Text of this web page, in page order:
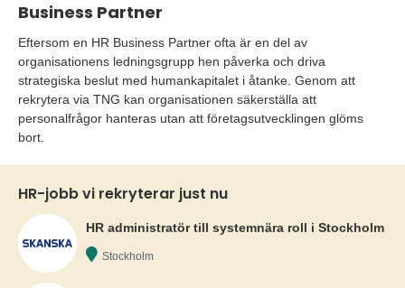
Business Partner
Eftersom en HR Business Partner ofta är en del av
organisationens ledningsgrupp hen påverka och driva
strategiska beslut med humankapitalet i åtanke. Genom att
rekrytera via TNG kan organisationen säkerställa att
personalfrågor hanteras utan att företagsutvecklingen glöms
bort.
HR-jobb vi rekryterar just nu
HR administratör till systemnära roll i Stockholm
Stockholm